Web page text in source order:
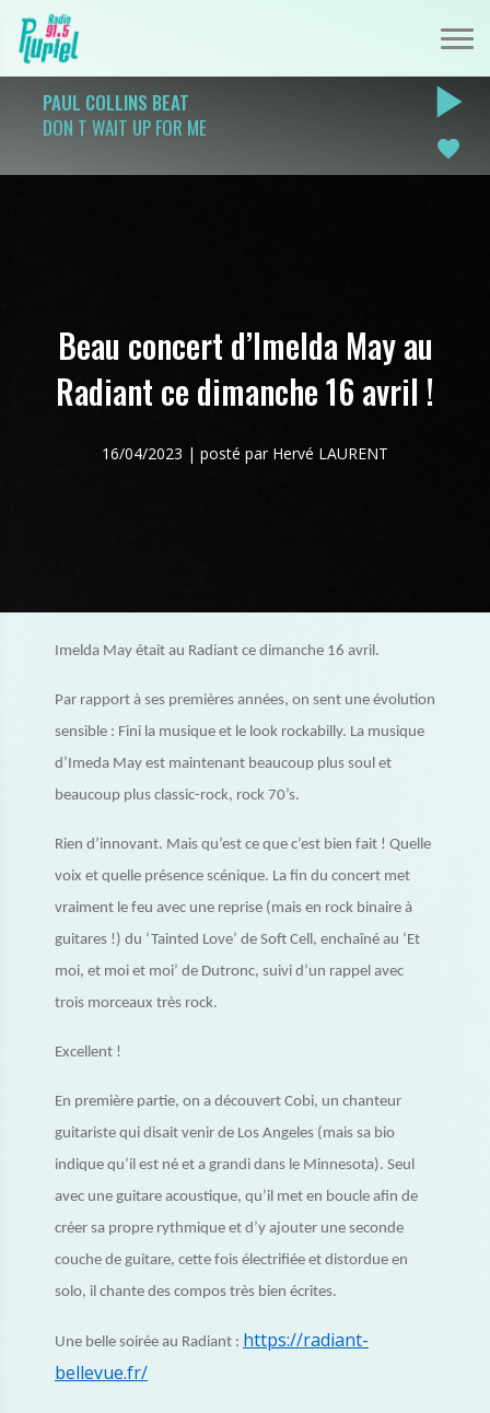
PAUL COLLINS BEAT
DON T WAIT UP FOR ME
play_arrow
favorite
Beau concert d’Imelda May au
Radiant ce dimanche 16 avril !
16/04/2023 | posté par Hervé LAURENT
Imelda May était au Radiant ce dimanche 16 avril.
Par rapport à ses premières années, on sent une évolution
sensible : Fini la musique et le look rockabilly. La musique
d’Imeda May est maintenant beaucoup plus soul et
beaucoup plus classic-rock, rock 70’s.
Rien d’innovant. Mais qu’est ce que c’est bien fait ! Quelle
voix et quelle présence scénique. La fin du concert met
vraiment le feu avec une reprise (mais en rock binaire à
guitares !) du ‘Tainted Love’ de Soft Cell, enchaîné au ‘Et
moi, et moi et moi’ de Dutronc, suivi d’un rappel avec
trois morceaux très rock.
Excellent !
En première partie, on a découvert Cobi, un chanteur
guitariste qui disait venir de Los Angeles (mais sa bio
indique qu’il est né et a grandi dans le Minnesota). Seul
avec une guitare acoustique, qu’il met en boucle afin de
créer sa propre rythmique et d’y ajouter une seconde
couche de guitare, cette fois électrifiée et distordue en
solo, il chante des compos très bien écrites.
Une belle soirée au Radiant : https://radiant-
bellevue.fr/